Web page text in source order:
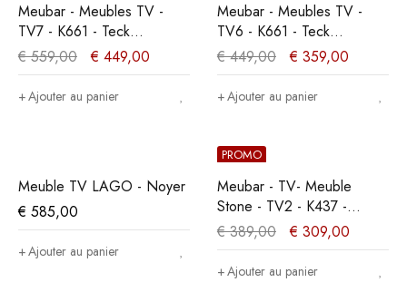
Meubar - Meubles TV -
TV7 - K661 - Teck
Orange/Noir -
179x61x50cm
€559,00 € 449,00
Ajouter au panier
Meubar - Meubles TV -
TV6 - K661 - Teck
Orange/Noir -
122x61x50cm
€449,00 € 359,00
Ajouter au panier
Meuble TV LAGO - Noyer
€ 585,00
Ajouter au panier
PROMO
Meubar - TV- Meuble
Stone - TV2 - K437 -
Aubier chêne gris/Marbre -
205x55x50cm
€389,00 € 309,00
Ajouter au panier